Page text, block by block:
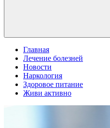
Главная
Лечение болезней
Новости
Наркология
Здоровое питание
Живи активно